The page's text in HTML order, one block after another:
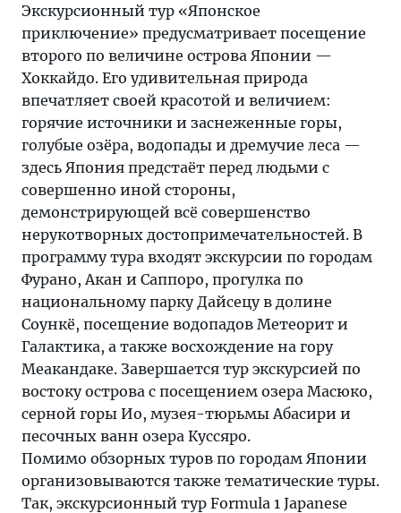
Экскурсионный тур «Японское
приключение» предусматривает посещение
второго по величине острова Японии —
Хоккайдо. Его удивительная природа
впечатляет своей красотой и величием:
горячие источники и заснеженные горы,
голубые озёра, водопады и дремучие леса —
здесь Япония предстаёт перед людьми с
совершенно иной стороны,
демонстрирующей всё совершенство
нерукотворных достопримечательностей. В
программу тура входят экскурсии по городам
Фурано, Акан и Саппоро, прогулка по
национальному парку Дайсецу в долине
Соункё, посещение водопадов Метеорит и
Галактика, а также восхождение на гору
Меакандаке. Завершается тур экскурсией по
востоку острова с посещением озера Масюко,
серной горы Ио, музея-тюрьмы Абасири и
песочных ванн озера Куссяро.
Помимо обзорных туров по городам Японии
организовываются также тематические туры.
Так, экскурсионный тур Formula 1 Japanese